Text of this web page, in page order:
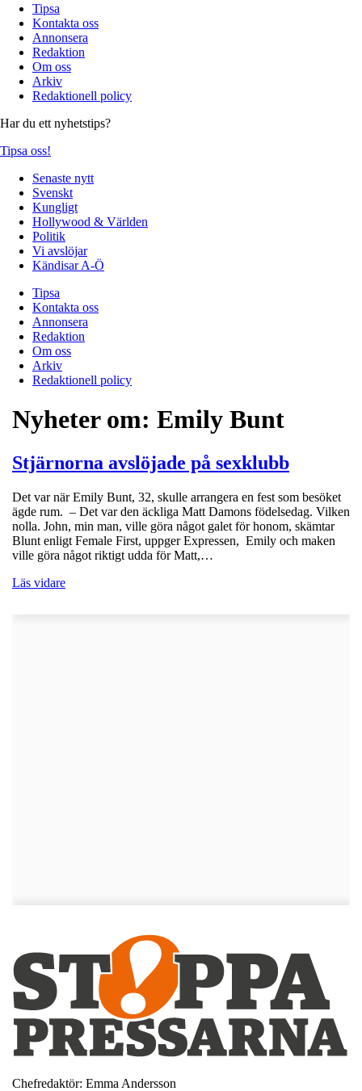
Tipsa
Kontakta oss
Annonsera
Redaktion
Om oss
Arkiv
Redaktionell policy
Har du ett nyhetstips?
Tipsa oss!
Senaste nytt
Svenskt
Kungligt
Hollywood & Världen
Politik
Vi avslöjar
Kändisar A-Ö
Tipsa
Kontakta oss
Annonsera
Redaktion
Om oss
Arkiv
Redaktionell policy
Nyheter om: Emily Bunt
Stjärnorna avslöjade på sexklubb
Det var när Emily Bunt, 32, skulle arrangera en fest som besöket
ägde rum. – Det var den äckliga Matt Damons födelsedag. Vilken
nolla. John, min man, ville göra något galet för honom, skämtar
Blunt enligt Female First, uppger Expressen, Emily och maken
ville göra något riktigt udda för Matt,…
Läs vidare
Chefredaktör: Emma Andersson